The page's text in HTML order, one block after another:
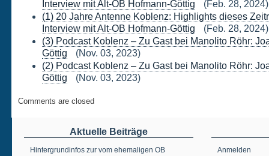
Interview mit Alt-OB Hofmann-Göttig
(Feb. 28, 2024)
(1) 20 Jahre Antenne Koblenz: Highlights dieses
Interview mit Alt-OB Hofmann-Göttig
(Feb. 28, 2024)
(3) Podcast Koblenz – Zu Gast bei Manolito Röhr:
Göttig
(Nov. 03, 2023)
(2) Podcast Koblenz – Zu Gast bei Manolito Röhr:
Göttig
(Nov. 03, 2023)
Comments are closed
Aktuelle Beiträge
Hintergrundinfos zur vom ehemaligen OB
Anmelden